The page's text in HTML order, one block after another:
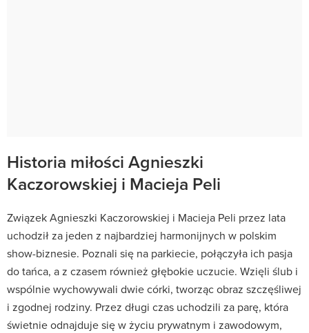
Historia miłości Agnieszki
Kaczorowskiej i Macieja Peli
Związek Agnieszki Kaczorowskiej i Macieja Peli przez lata
uchodził za jeden z najbardziej harmonijnych w polskim
show-biznesie. Poznali się na parkiecie, połączyła ich pasja
do tańca, a z czasem również głębokie uczucie. Wzięli ślub i
wspólnie wychowywali dwie córki, tworząc obraz szczęśliwej
i zgodnej rodziny. Przez długi czas uchodzili za parę, która
świetnie odnajduje się w życiu prywatnym i zawodowym,